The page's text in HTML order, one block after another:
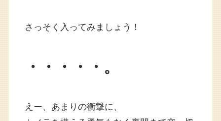
さっそく入ってみましょう！
・・・・・。
えー、あまりの衝撃に、